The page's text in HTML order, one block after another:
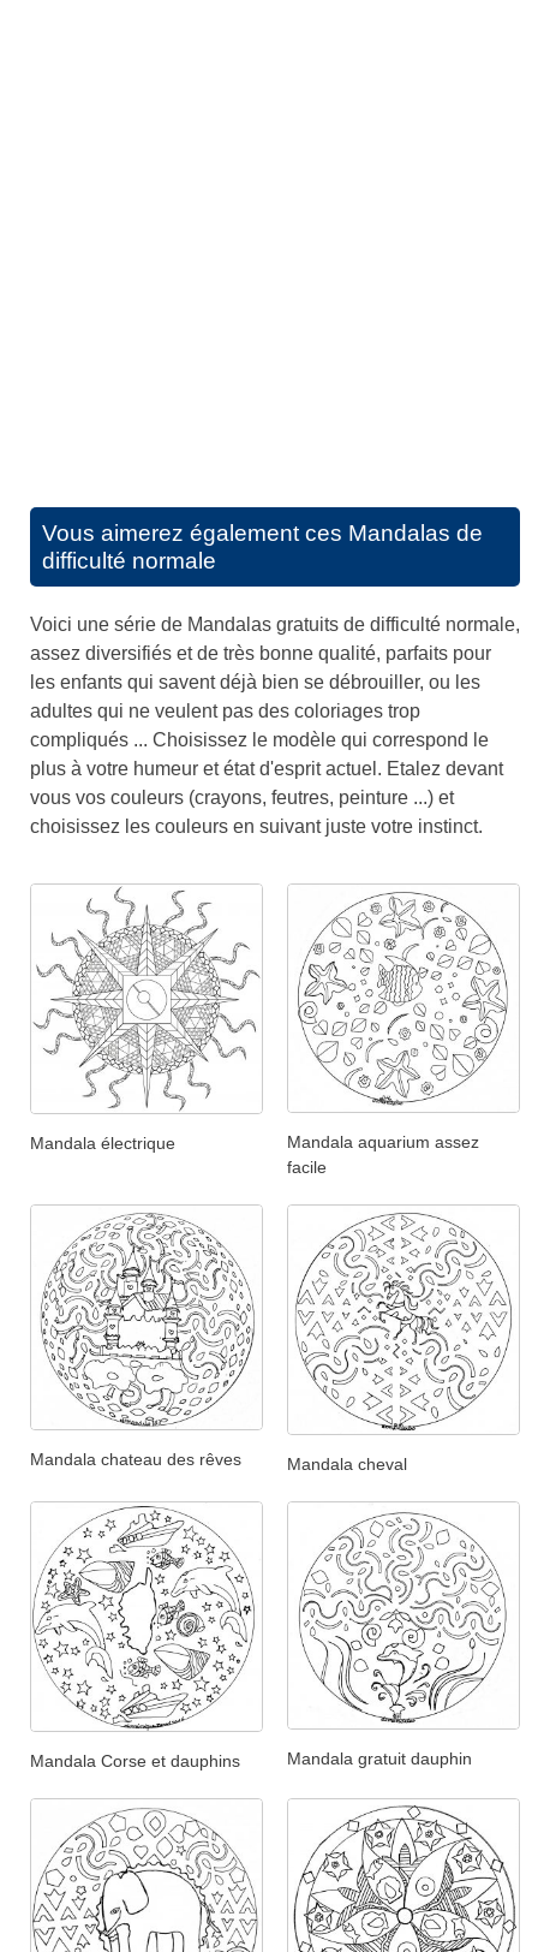
Vous aimerez également ces Mandalas de
difficulté normale
Voici une série de Mandalas gratuits de difficulté normale,
assez diversifiés et de très bonne qualité, parfaits pour
les enfants qui savent déjà bien se débrouiller, ou les
adultes qui ne veulent pas des coloriages trop
compliqués ... Choisissez le modèle qui correspond le
plus à votre humeur et état d'esprit actuel. Etalez devant
vous vos couleurs (crayons, feutres, peinture ...) et
choisissez les couleurs en suivant juste votre instinct.
Mandala électrique
Mandala aquarium assez
facile
Mandala chateau des rêves Mandala cheval
Mandala Corse et dauphins Mandala gratuit dauphin